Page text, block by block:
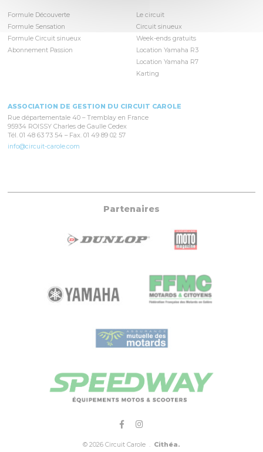
Formule Découverte
Formule Sensation
Formule Circuit sinueux
Abonnement Passion
Le circuit
Circuit sinueux
Week-ends gratuits
Location Yamaha R3
Location Yamaha R7
Karting
ASSOCIATION DE GESTION DU CIRCUIT CAROLE
Rue départementale 40 – Tremblay en France
95934 ROISSY Charles de Gaulle Cedex
Tél. 01 48 63 73 54 – Fax. 01 49 89 02 57
info@circuit-carole.com
Partenaires
© 2026 Circuit Carole . Cithéa.